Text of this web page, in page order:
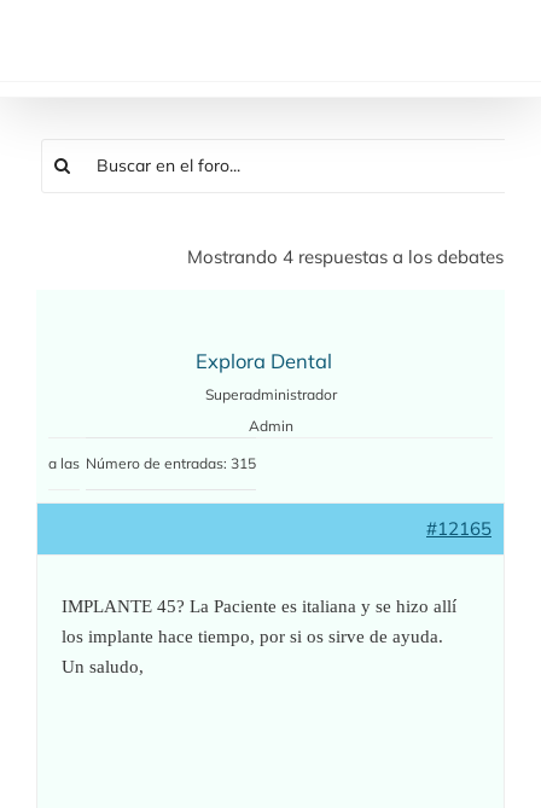
Mostrando 4 respuestas a los debates
Explora Dental
Superadministrador
Admin
a las Número de entradas: 315
#12165
IMPLANTE 45? La Paciente es italiana y se hizo allí
los implante hace tiempo, por si os sirve de ayuda.
Un saludo,